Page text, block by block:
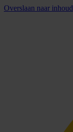
Overslaan naar inhoud